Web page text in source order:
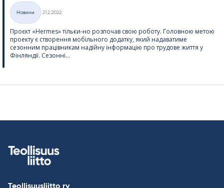
Категорії
Новини
21.2.2022
Проєкт «Her­mes» тільки-но розпочав свою роботу. Головною метою
проекту є створення мобільного додатку, який надаватиме
сезонним працівникам надійну інформацію про трудове життя у
Фінляндії. Сезонні...